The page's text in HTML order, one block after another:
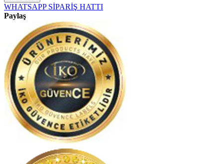
WHATSAPP SİPARİŞ HATTI
Paylaş